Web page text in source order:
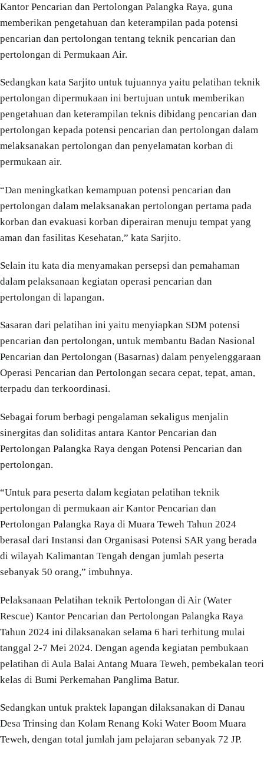
Kantor Pencarian dan Pertolongan Palangka Raya, guna
memberikan pengetahuan dan keterampilan pada potensi
pencarian dan pertolongan tentang teknik pencarian dan
pertolongan di Permukaan Air.
Sedangkan kata Sarjito untuk tujuannya yaitu pelatihan teknik
pertolongan dipermukaan ini bertujuan untuk memberikan
pengetahuan dan keterampilan teknis dibidang pencarian dan
pertolongan kepada potensi pencarian dan pertolongan dalam
melaksanakan pertolongan dan penyelamatan korban di
permukaan air.
“Dan meningkatkan kemampuan potensi pencarian dan
pertolongan dalam melaksanakan pertolongan pertama pada
korban dan evakuasi korban diperairan menuju tempat yang
aman dan fasilitas Kesehatan,” kata Sarjito.
Selain itu kata dia menyamakan persepsi dan pemahaman
dalam pelaksanaan kegiatan operasi pencarian dan
pertolongan di lapangan.
Sasaran dari pelatihan ini yaitu menyiapkan SDM potensi
pencarian dan pertolongan, untuk membantu Badan Nasional
Pencarian dan Pertolongan (Basarnas) dalam penyelenggaraan
Operasi Pencarian dan Pertolongan secara cepat, tepat, aman,
terpadu dan terkoordinasi.
Sebagai forum berbagi pengalaman sekaligus menjalin
sinergitas dan soliditas antara Kantor Pencarian dan
Pertolongan Palangka Raya dengan Potensi Pencarian dan
pertolongan.
“Untuk para peserta dalam kegiatan pelatihan teknik
pertolongan di permukaan air Kantor Pencarian dan
Pertolongan Palangka Raya di Muara Teweh Tahun 2024
berasal dari Instansi dan Organisasi Potensi SAR yang berada
di wilayah Kalimantan Tengah dengan jumlah peserta
sebanyak 50 orang,” imbuhnya.
Pelaksanaan Pelatihan teknik Pertolongan di Air (Water
Rescue) Kantor Pencarian dan Pertolongan Palangka Raya
Tahun 2024 ini dilaksanakan selama 6 hari terhitung mulai
tanggal 2-7 Mei 2024. Dengan agenda kegiatan pembukaan
pelatihan di Aula Balai Antang Muara Teweh, pembekalan teori
kelas di Bumi Perkemahan Panglima Batur.
Sedangkan untuk praktek lapangan dilaksanakan di Danau
Desa Trinsing dan Kolam Renang Koki Water Boom Muara
Teweh, dengan total jumlah jam pelajaran sebanyak 72 JP.